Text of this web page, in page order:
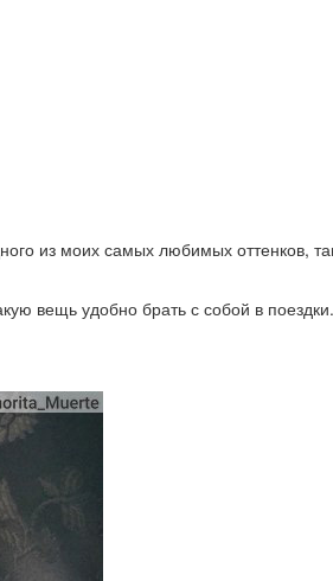
из моих самых любимых оттенков,
вещь удобно брать с собой в